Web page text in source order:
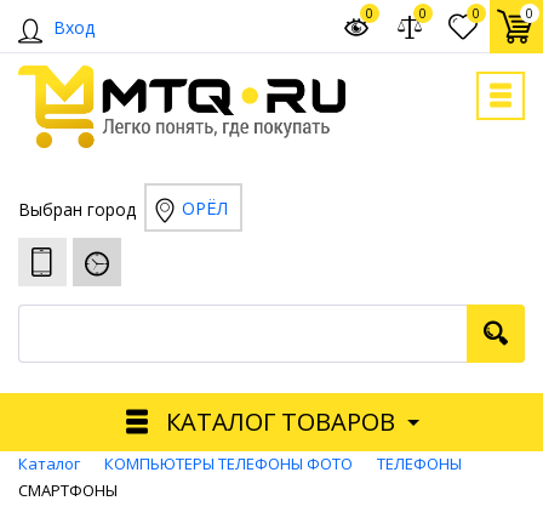
Вход
0 0
0 0
Выбран город ОРЁЛ
КАТАЛОГ ТОВАРОВ
Каталог КОМПЬЮТЕРЫ ТЕЛЕФОНЫ ФОТО
ТЕЛЕФОНЫ
СМАРТФОНЫ